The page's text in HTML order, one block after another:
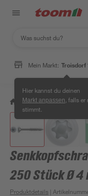
Mein Markt: Troisdorf
Hier kannst du deinen
Markt anpassen , falls
stimmt.
/ Werkstatt &
250 Stück Ø 4
Produktdetails |